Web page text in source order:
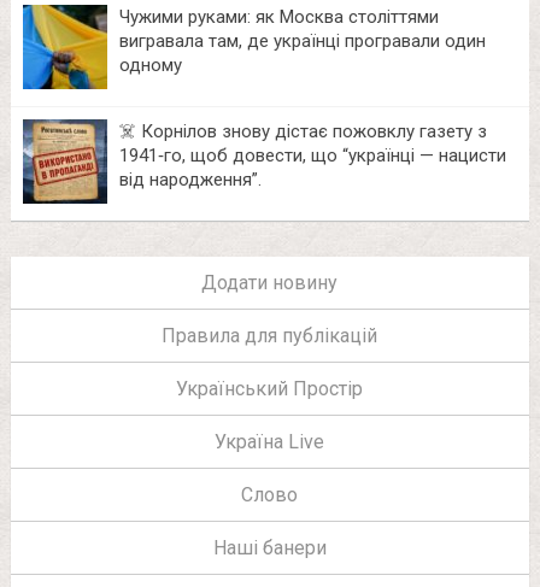
Чужими руками: як Москва століттями
вигравала там, де українці програвали один
одному
☠️ Корнілов знову дістає пожовклу газету з
1941‑го, щоб довести, що “українці — нацисти
від народження”.
Додати новину
Правила для публікацій
Український Простір
Україна Live
Слово
Наші банери